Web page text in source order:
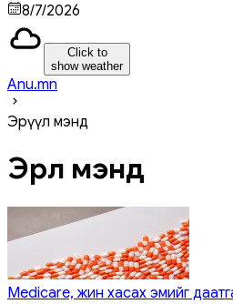
8/7/2026
Click to
show weather
Anu.mn
Эрүүл мэнд
Эрүүл мэнд
Medicare, жин хасах эмийг